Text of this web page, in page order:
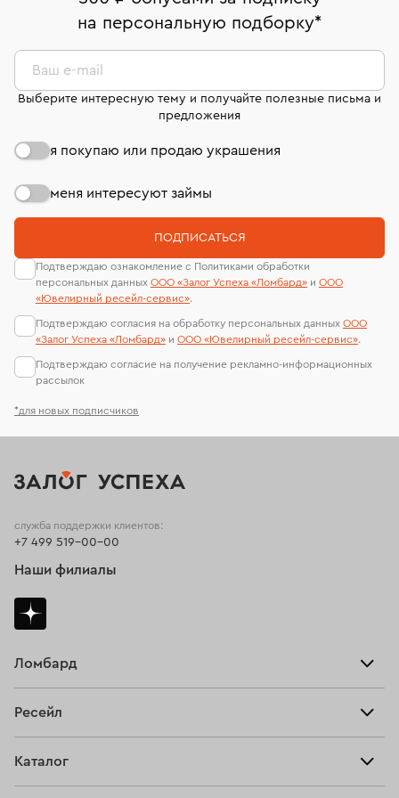
комиссионных украшений и часов смотрите на
странице«Возврат украшений»
Срок бронирования украшения при самовывозе из
Система быстрых платежей (по QR-коду)
В кредит от Т-Банка (до 50 000 руб., на 3–6 мес.)
На особо ценные изделия получены
сертификаты МГУ и других геммологических
лабораторий
на персональную подборку*
*для новых подписчиков
Ваш e-mail
Выберите интересную тему и получайте полезные письма и
предложения
я покупаю или продаю украшения
меня интересуют займы
ПОДПИСАТЬСЯ
Подтверждаю ознакомление с Политиками обработки
персональных данных ООО «Залог Успеха «Ломбард» и ООО
«Ювелирный ресейл-сервиc».
Подтверждаю согласия на обработку персональных данных ООО
«Залог Успеха «Ломбард» и ООО «Ювелирный ресейл-сервиc».
Подтверждаю согласие на получение рекламно-информационных
рассылок
Ломбард
Тарифы
Ресейл
Каталог
служба поддержки клиентов:
+7 499 519-00-00
Наши филиалы